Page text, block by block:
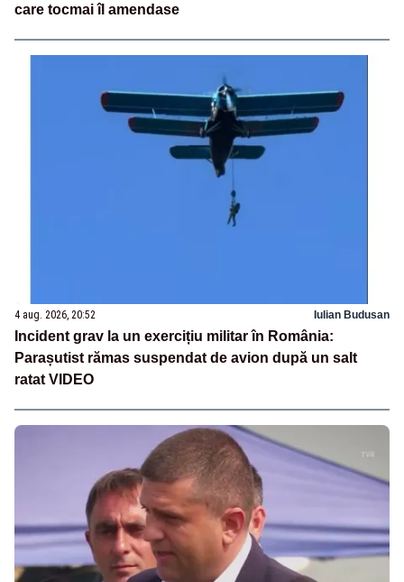
care tocmai îl amendase
4 aug. 2026, 20:52 Iulian Budusan
Incident grav la un exercițiu militar în România:
Parașutist rămas suspendat de avion după un salt
ratat VIDEO